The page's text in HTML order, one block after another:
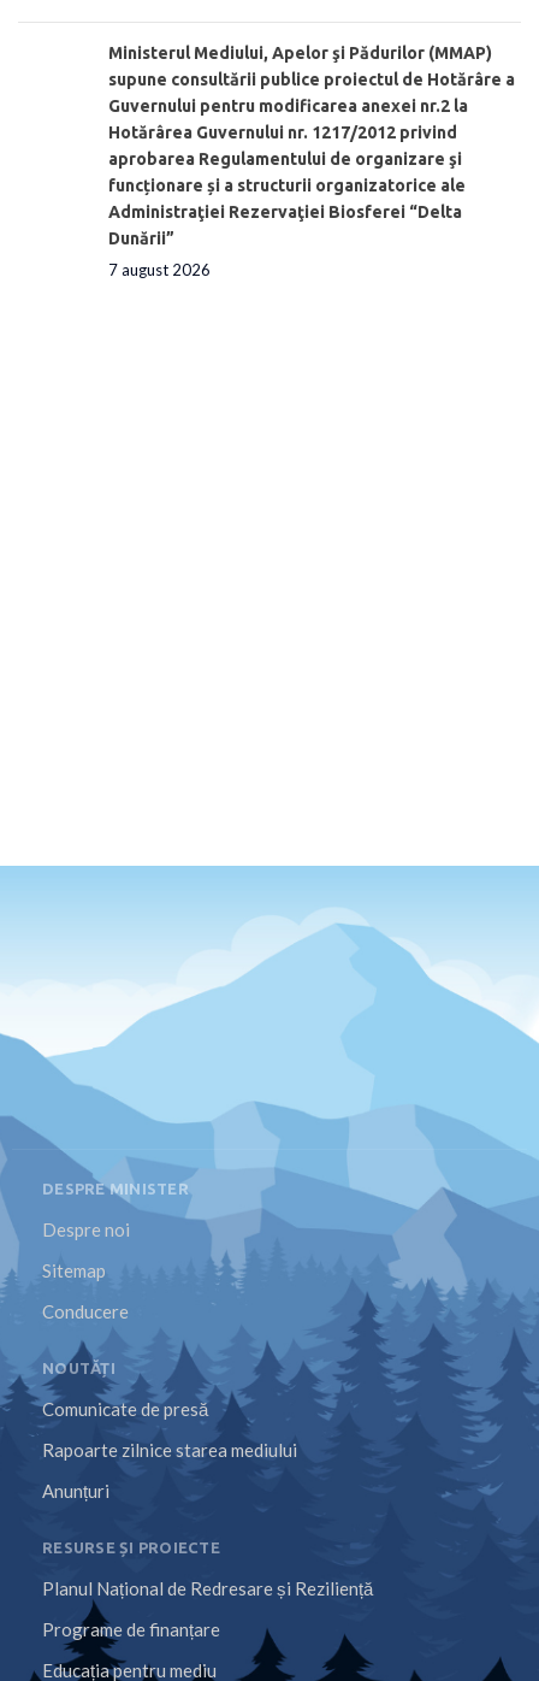
Ministerul Mediului, Apelor şi Pădurilor (MMAP)
supune consultării publice proiectul de Hotărâre a
Guvernului pentru modificarea anexei nr.2 la
Hotărârea Guvernului nr. 1217/2012 privind
aprobarea Regulamentului de organizare şi
funcționare și a structurii organizatorice ale
Administraţiei Rezervaţiei Biosferei “Delta
Dunării”
7 august 2026
DESPRE MINISTER
Despre noi
Sitemap
Conducere
NOUTĂȚI
Comunicate de presă
Rapoarte zilnice starea mediului
Anunțuri
RESURSE ȘI PROIECTE
Planul Național de Redresare și Reziliență
Programe de finanțare
Educația pentru mediu